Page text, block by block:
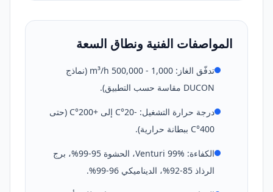
المواصفات الفنية ونطاق السعة
تدفّق الغاز: 1,000 - 500,000 m³/h (نماذج
DUCON مقاسة حسب التطبيق).
درجة حرارة التشغيل: -20°C إلى +200°C (حتى
400°C ببطانة حرارية).
الكفاءة: Venturi 99%، الحشوة 95-99%، برج
الرذاذ 85-92%، الديناميكي 96-99%.